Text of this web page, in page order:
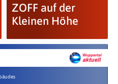
ZOFF auf der
Kleinen Höhe